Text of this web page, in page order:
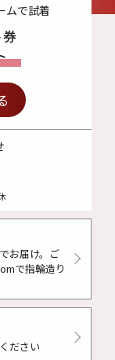
ムで試着
お届け。 ご
で指輪造り
ださい